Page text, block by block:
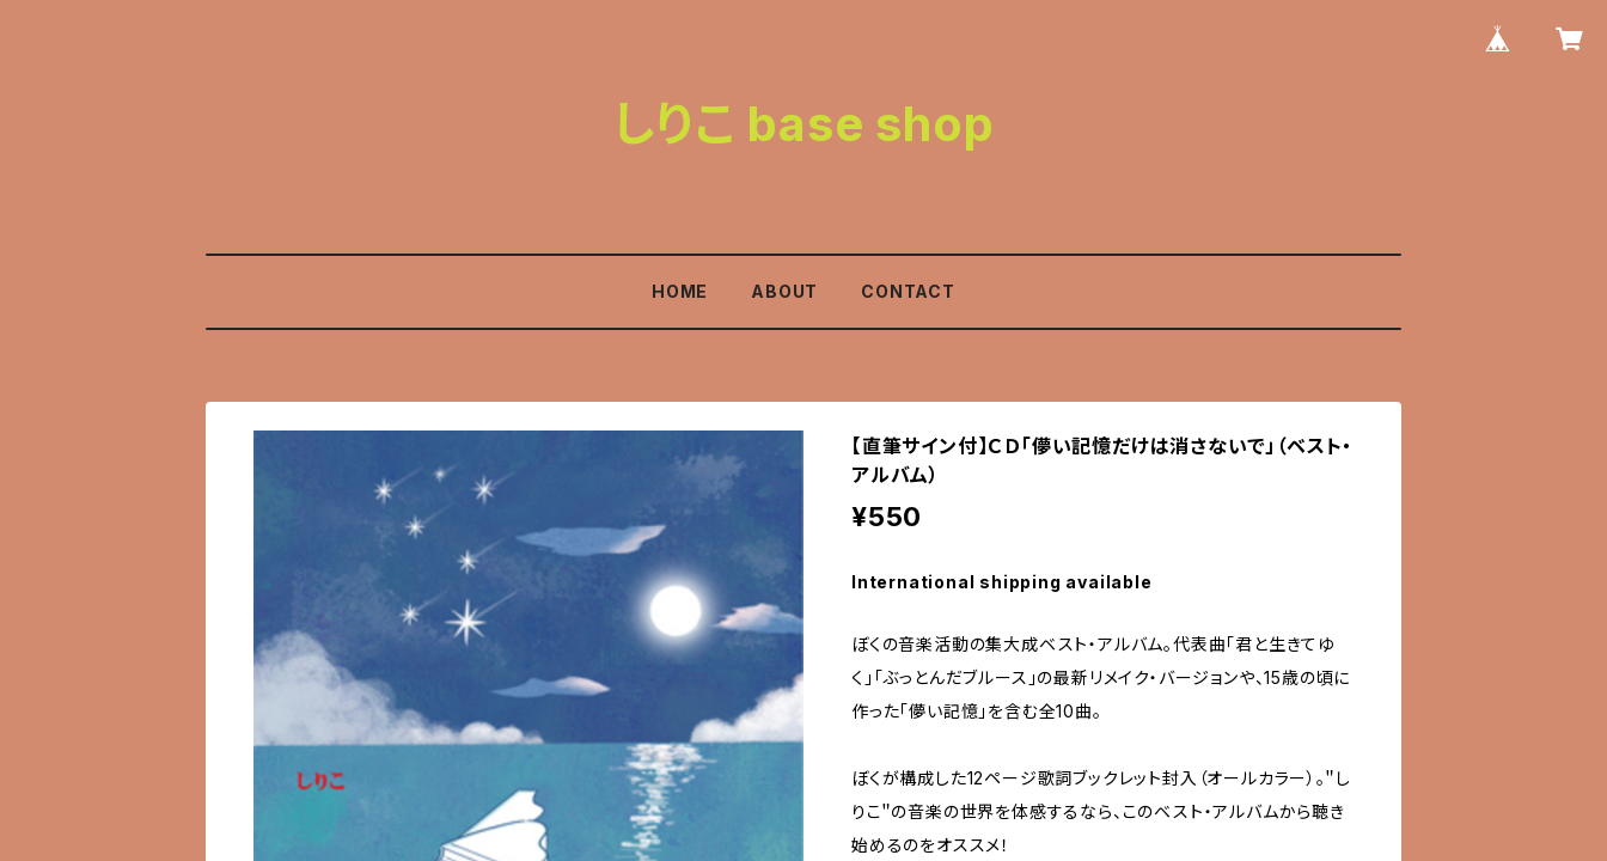
しりこ base shop
HOME ABOUT CONTACT
【直筆サイン付】ＣＤ「儚い記憶だけは消さないで」（ベスト・
アルバム）
¥550
International shipping available
ぼくの音楽活動の集大成ベスト・アルバム。代表曲「君と生きてゆ
く」「ぶっとんだブルース」の最新リメイク・バージョンや、15歳の頃に
作った「儚い記憶」を含む全10曲。
ぼくが構成した12ページ歌詞ブックレット封入（オールカラー）。＂し
りこ＂の音楽の世界を体感するなら、このベスト・アルバムから聴き
始めるのをオススメ！